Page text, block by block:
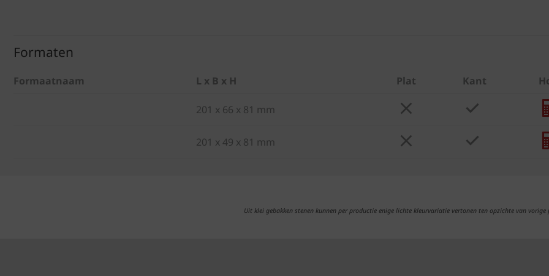
Formaten
Formaatnaam L x B x H Plat Kant
201 x 66 x 81 mm
201 x 49 x 81 mm
Uit klei gebakken stenen kunnen per productie enige lichte kleurvariatie vertonen ten opzichte van vorige